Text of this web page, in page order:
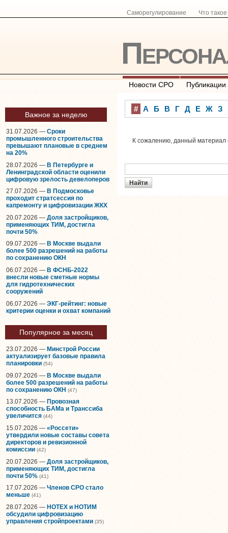
Саморегулирование Что
Новости СРО Публикации
Важное за неделю
31.07.2026 — Сроки
промышленного строительства
превышают плановые в среднем
на 20%
28.07.2026 — В Петербурге и
Ленинградской области оценили
цифровую зрелость девелоперов
27.07.2026 — В Подмосковье
проходит стратсессия по
капремонту и цифровизации ЖКХ
20.07.2026 — Доля застройщиков,
применяющих ТИМ, достигла
почти 50%
09.07.2026 — В Москве выдали
более 500 разрешений на работы
по сохранению ОКН
06.07.2026 — В ФСНБ-2022
внесли новые сметные нормы
для гидротехнических
сооружений
06.07.2026 — ЭКГ-рейтинг: новые
критерии оценки и охват компаний
Популярное за месяц
23.07.2026 — Минстрой России
актуализирует базовые правила
планировки (54)
09.07.2026 — В Москве выдали
более 500 разрешений на работы
по сохранению ОКН (47)
13.07.2026 — Провозная
способность БАМа и Транссиба
увеличится (44)
15.07.2026 — «Россети»
утвердили новые составы совета
директоров и ревизионной
комиссии (42)
20.07.2026 — Доля застройщиков,
применяющих ТИМ, достигла
почти 50% (41)
17.07.2026 — Членов СРО стало
меньше (41)
28.07.2026 — НОТЕХ и НОТИМ
обсудили цифровизацию
управления стройпроектами (35)
# А Б В Г Д Е Ж З
К сожалению, данный материал